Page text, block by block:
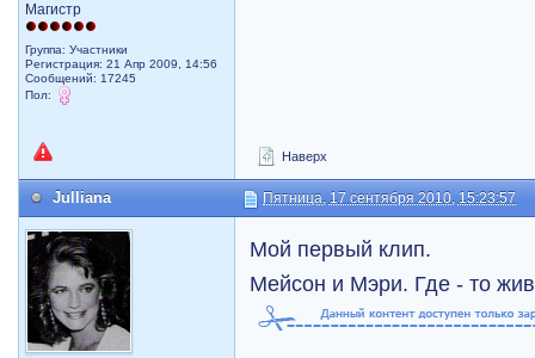
Магистр
Группа: Участники
Регистрация: 21 Апр 2009, 14:56
Сообщений: 17245
Пол:
Наверх
Julliana Пятница, 17 сентября 2010, 15:23:57
Мой первый клип.
Мейсон и Мэри. Где - то